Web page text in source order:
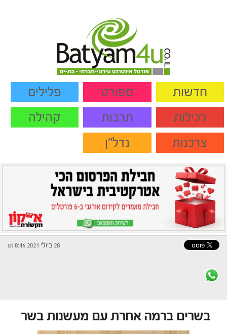
חדשות ספורט
פלילים
רכילות
תרבות
קהילה
צרכנות
נדל"ן
28 ביולי 2021 at 8:46
בשרים ברמה אחרת עם מעשנות בשר